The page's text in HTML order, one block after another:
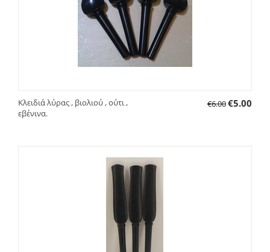
Κλειδιά λύρας , βιολιού , ούτι ,
εβένινα.
€6.00€5.00